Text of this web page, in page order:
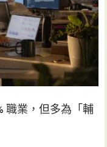
職業，但多為「輔